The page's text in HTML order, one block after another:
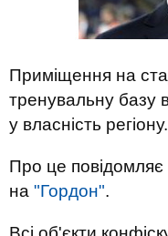
Приміщення на
тренувальну базу
у власність регіону.
Про це повідомляє
на "Гордон".